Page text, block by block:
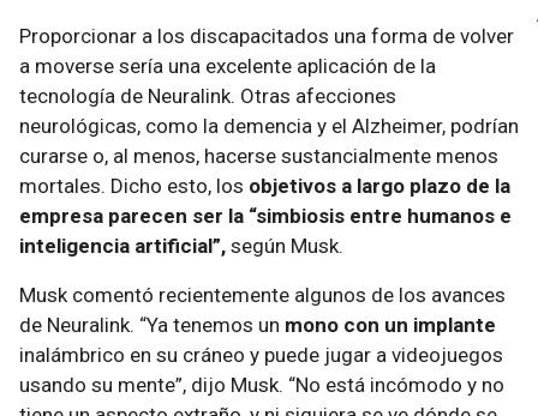
Proporcionar a los discapacitados una forma de volver
a moverse sería una excelente aplicación de la
tecnología de Neuralink. Otras afecciones
neurológicas, como la demencia y el Alzheimer, podrían
curarse o, al menos, hacerse sustancialmente menos
mortales. Dicho esto, los objetivos a largo plazo de la
empresa parecen ser la “simbiosis entre humanos e
inteligencia artificial”, según Musk.
Musk comentó recientemente algunos de los avances
de Neuralink. “Ya tenemos un mono con un implante
inalámbrico en su cráneo y puede jugar a videojuegos
usando su mente”, dijo Musk. “No está incómodo y no